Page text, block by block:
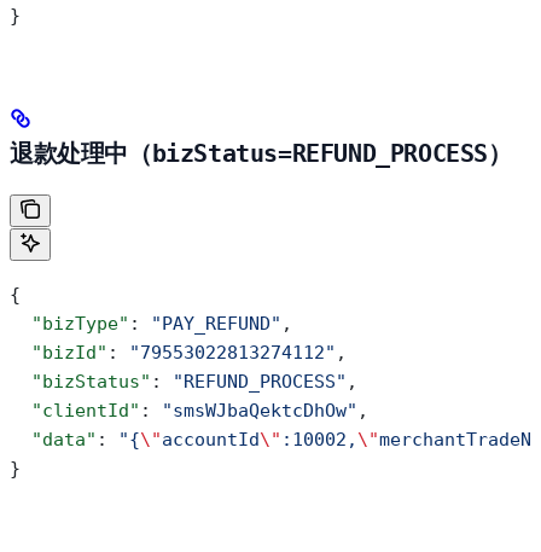
}
退款处理中（bizStatus=REFUND_PROCESS）
{
  "bizType"
: "PAY_REFUND" ,
  "bizId"
: "79553022813274112" ,
  "bizStatus"
: "REFUND_PROCESS" ,
  "clientId"
: "smsWJbaQektcDhOw" ,
  "data"
: "{\"accountId\" :10002, \"merchantTradeNo
}